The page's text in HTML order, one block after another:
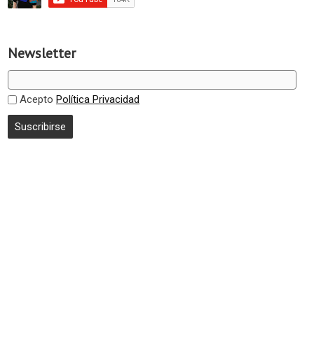
Newsletter
Acepto Política Privacidad